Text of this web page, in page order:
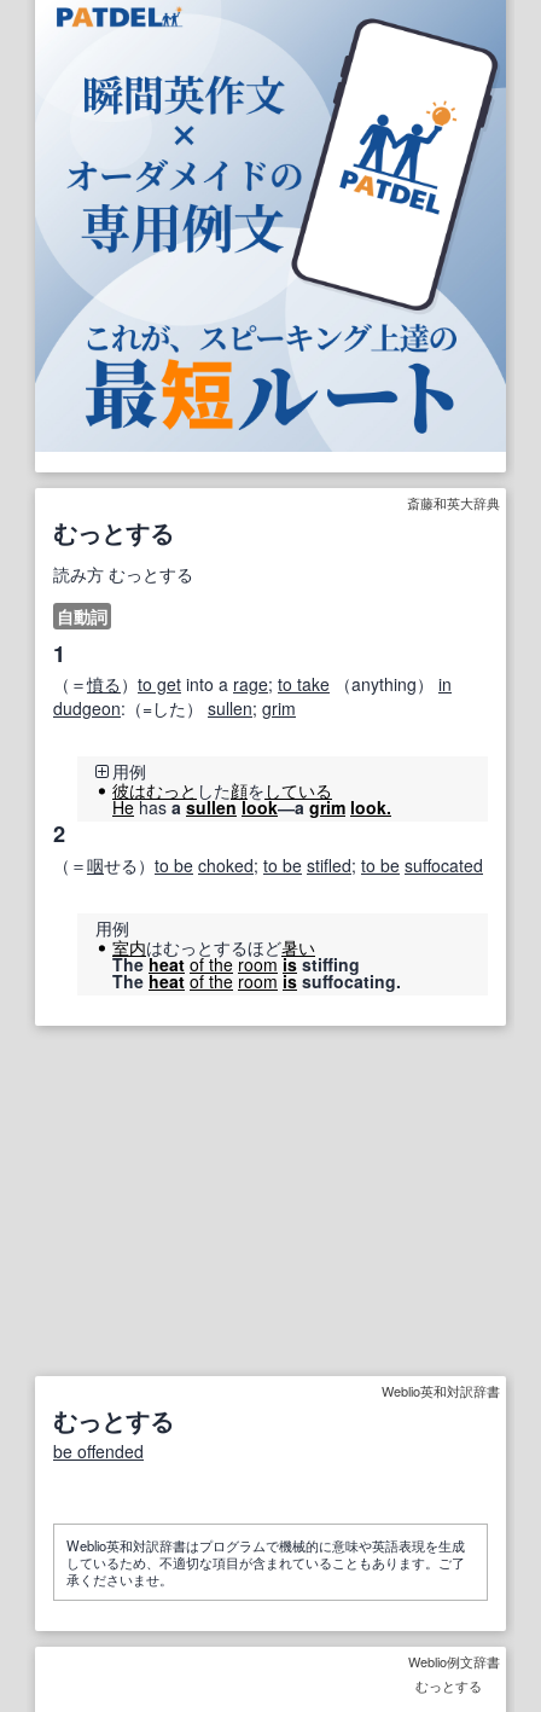
斎藤和英大辞典
むっとする
読み方 むっとする
自動詞
1
（＝憤る ） to get into a rage; to take （anything） in
dudgeon:（=した） sullen; grim
用例
彼はむっと した顔を している
Hehasasullen look―agrim look.
2
（＝咽せる） to be choked; to be stifled; to be suffocated
用例
室内はむっとするほど暑い
Theheat of the room isstiffing
The heat of the room is suffocating.
Weblio英和対訳辞書
むっとする
be offended
Weblio英和対訳辞書はプログラムで機械的に意味や英語表現を生成
しているため、不適切な項目が含まれていることもあります。ご了
承くださいませ。
Weblio例文辞書
むっとする